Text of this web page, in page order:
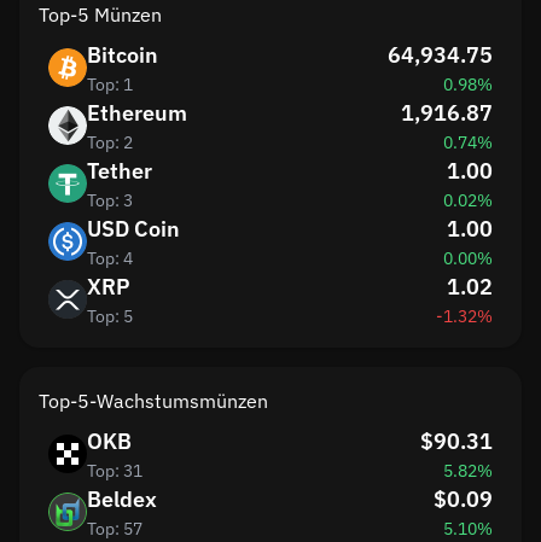
Top-5 Münzen
Bitcoin
Top: 1
64,934.75
0.98%
Ethereum
Top: 2
1,916.87
0.74%
Tether
Top: 3
1.00
0.02%
USD Coin
Top: 4
1.00
0.00%
XRP
Top: 5
1.02
-1.32%
Top-5-Wachstumsmünzen
OKB
Top: 31
$90.31
5.82%
Beldex
Top: 57
$0.09
5.10%